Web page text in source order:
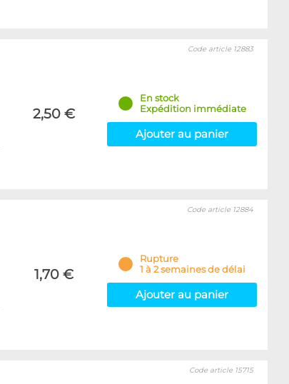
2,50 €
Code article 12883
En stock
Expédition immédiate
Ajouter au panier
1,70 €
Code article 12884
Rupture
1 à 2 semaines de délai
Ajouter au panier
Code article 15715